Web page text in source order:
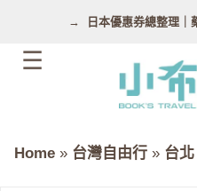
日本優惠券總整理｜
Home » 台灣自由行 » 台北